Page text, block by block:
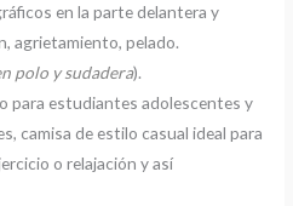
en la parte delantera y
agrietamiento, pelado.
polo y sudadera).
para estudiantes adolescentes y
camisa de estilo casual ideal para
o relajación y así